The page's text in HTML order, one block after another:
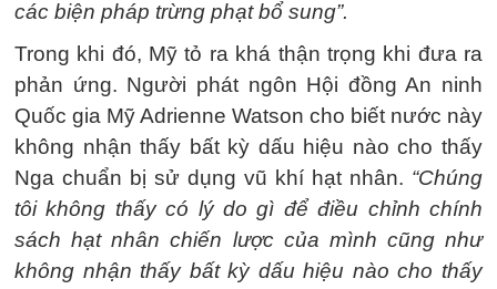
các biện pháp trừng phạt bổ sung”.
Trong khi đó, Mỹ tỏ ra khá thận trọng khi đưa ra
phản ứng. Người phát ngôn Hội đồng An ninh
Quốc gia Mỹ Adrienne Watson cho biết nước này
không nhận thấy bất kỳ dấu hiệu nào cho thấy
Nga chuẩn bị sử dụng vũ khí hạt nhân. “Chúng
tôi không thấy có lý do gì để điều chỉnh chính
sách hạt nhân chiến lược của mình cũng như
không nhận thấy bất kỳ dấu hiệu nào cho thấy